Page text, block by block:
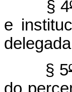
§ 4
e
§ 5